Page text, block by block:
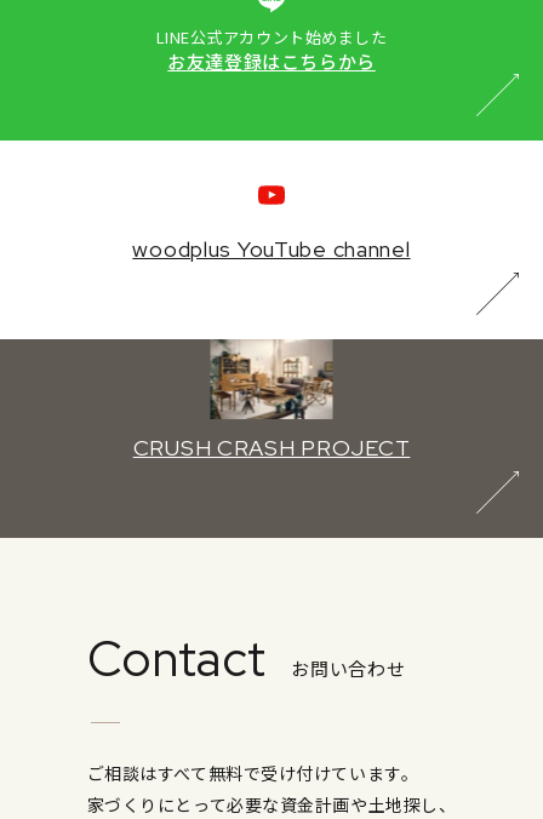
LINE公式アカウント始めました
お友達登録はこちらから
woodplus YouTube channel
CRUSH CRASH PROJECT
Contact お問い合わせ
ご相談はすべて無料で受け付けています。
家づくりにとって必要な資金計画や土地探し、